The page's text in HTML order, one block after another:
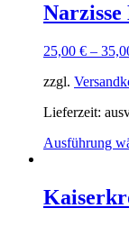
25,00 € –
zzgl.
Lieferzeit:
Ausführung